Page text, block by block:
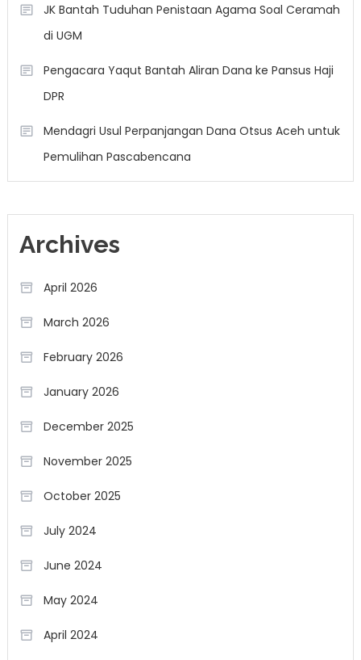
JK Bantah Tuduhan Penistaan Agama Soal Ceramah
di UGM
Pengacara Yaqut Bantah Aliran Dana ke Pansus Haji
DPR
Mendagri Usul Perpanjangan Dana Otsus Aceh untuk
Pemulihan Pascabencana
Archives
April 2026
March 2026
February 2026
January 2026
December 2025
November 2025
October 2025
July 2024
June 2024
May 2024
April 2024